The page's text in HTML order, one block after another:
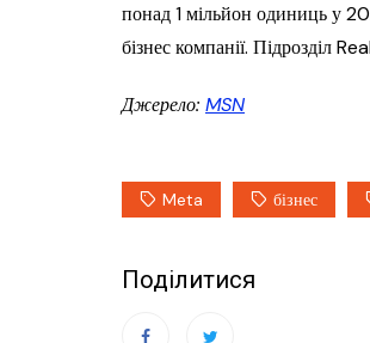
понад 1 мільйон одиниць у
бізнес компанії. Підрозділ
Джерело: MSN
Meta бізнес
Поділитися